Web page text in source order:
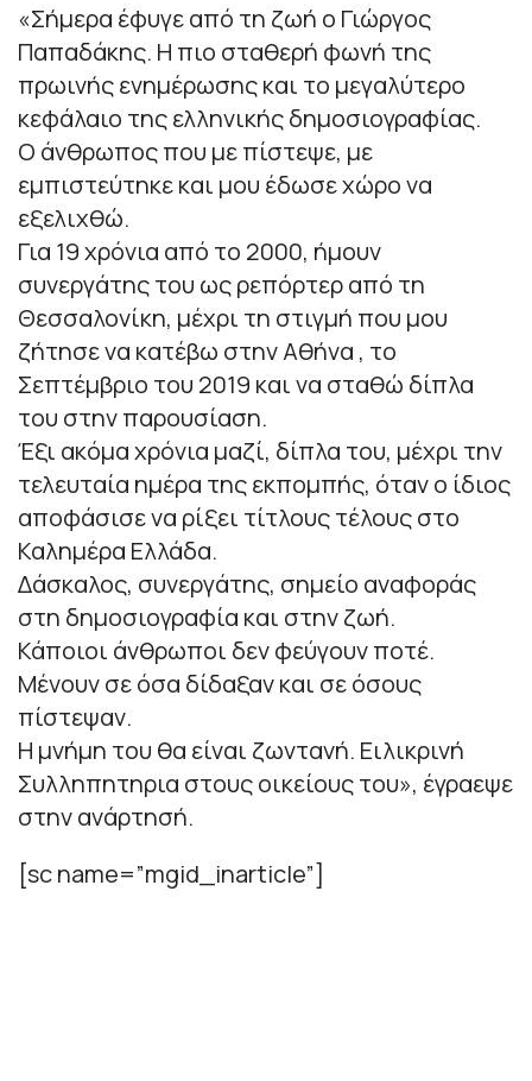
«Σήμερα έφυγε από τη ζωή ο Γιώργος
Παπαδάκης. Η πιο σταθερή φωνή της
πρωινής ενημέρωσης και το μεγαλύτερο
κεφάλαιο της ελληνικής δημοσιογραφίας.
Ο άνθρωπος που με πίστεψε, με
εμπιστεύτηκε και μου έδωσε χώρο να
εξελιχθώ.
Για 19 χρόνια από το 2000, ήμουν
συνεργάτης του ως ρεπόρτερ από τη
Θεσσαλονίκη, μέχρι τη στιγμή που μου
ζήτησε να κατέβω στην Αθήνα , το
Σεπτέμβριο του 2019 και να σταθώ δίπλα
του στην παρουσίαση.
Έξι ακόμα χρόνια μαζί, δίπλα του, μέχρι την
τελευταία ημέρα της εκπομπής, όταν ο ίδιος
αποφάσισε να ρίξει τίτλους τέλους στο
Καλημέρα Ελλάδα.
Δάσκαλος, συνεργάτης, σημείο αναφοράς
στη δημοσιογραφία και στην ζωή.
Κάποιοι άνθρωποι δεν φεύγουν ποτέ.
Μένουν σε όσα δίδαξαν και σε όσους
πίστεψαν.
Η μνήμη του θα είναι ζωντανή. Ειλικρινή
Συλληπητηρια στους οικείους του», έγραεψε
στην ανάρτησή.
[sc name=”mgid_inarticle”]